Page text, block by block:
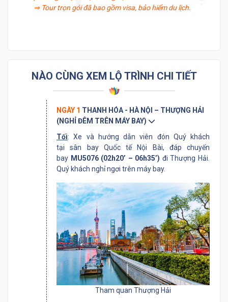
⇒ Tour trọn gói đã bao gồm visa, bảo hiểm du lịch.
NÀO CÙNG XEM LỘ TRÌNH CHI TIẾT
NGÀY 1 THANH HÓA - HÀ NỘI – THƯỢNG HẢI
(NGHỈ ĐÊM TRÊN MÁY BAY)
Tối: Xe và hướng dẫn viên đón Quý khách
tại sân bay Quốc tế Nội Bài, đáp chuyến
bay MU5076 (02h20’ – 06h35’) đi Thượng Hải.
Quý khách nghỉ ngơi trên máy bay.
Tham quan Thượng Hải